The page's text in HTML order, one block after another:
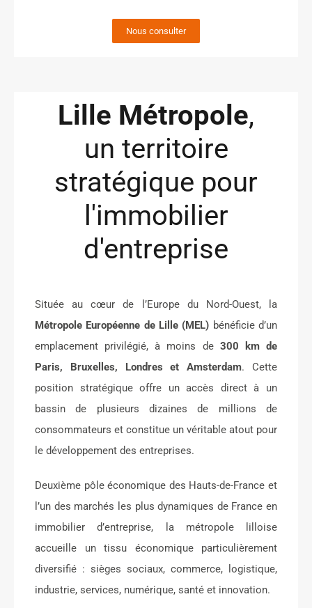
Nous consulter
Lille Métropole,
un territoire
stratégique pour
l'immobilier
d'entreprise
Située au cœur de l’Europe du Nord-Ouest, la
Métropole Européenne de Lille (MEL) bénéficie d’un
emplacement privilégié, à moins de 300 km de
Paris, Bruxelles, Londres et Amsterdam. Cette
position stratégique offre un accès direct à un
bassin de plusieurs dizaines de millions de
consommateurs et constitue un véritable atout pour
le développement des entreprises.
Deuxième pôle économique des Hauts-de-France et
l’un des marchés les plus dynamiques de France en
immobilier d’entreprise, la métropole lilloise
accueille un tissu économique particulièrement
diversifié : sièges sociaux, commerce, logistique,
industrie, services, numérique, santé et innovation.